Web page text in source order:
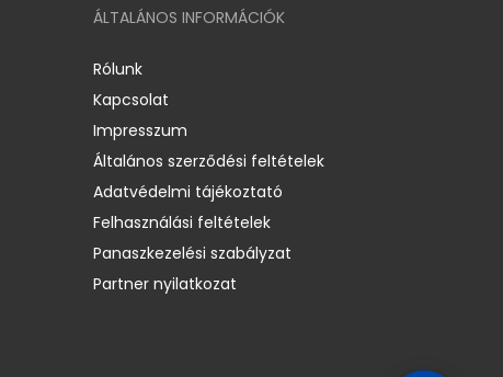
ÁLTALÁNOS INFORMÁCIÓK
Rólunk
Kapcsolat
Impresszum
Általános szerződési feltételek
Adatvédelmi tájékoztató
Felhasználási feltételek
Panaszkezelési szabályzat
Partner nyilatkozat